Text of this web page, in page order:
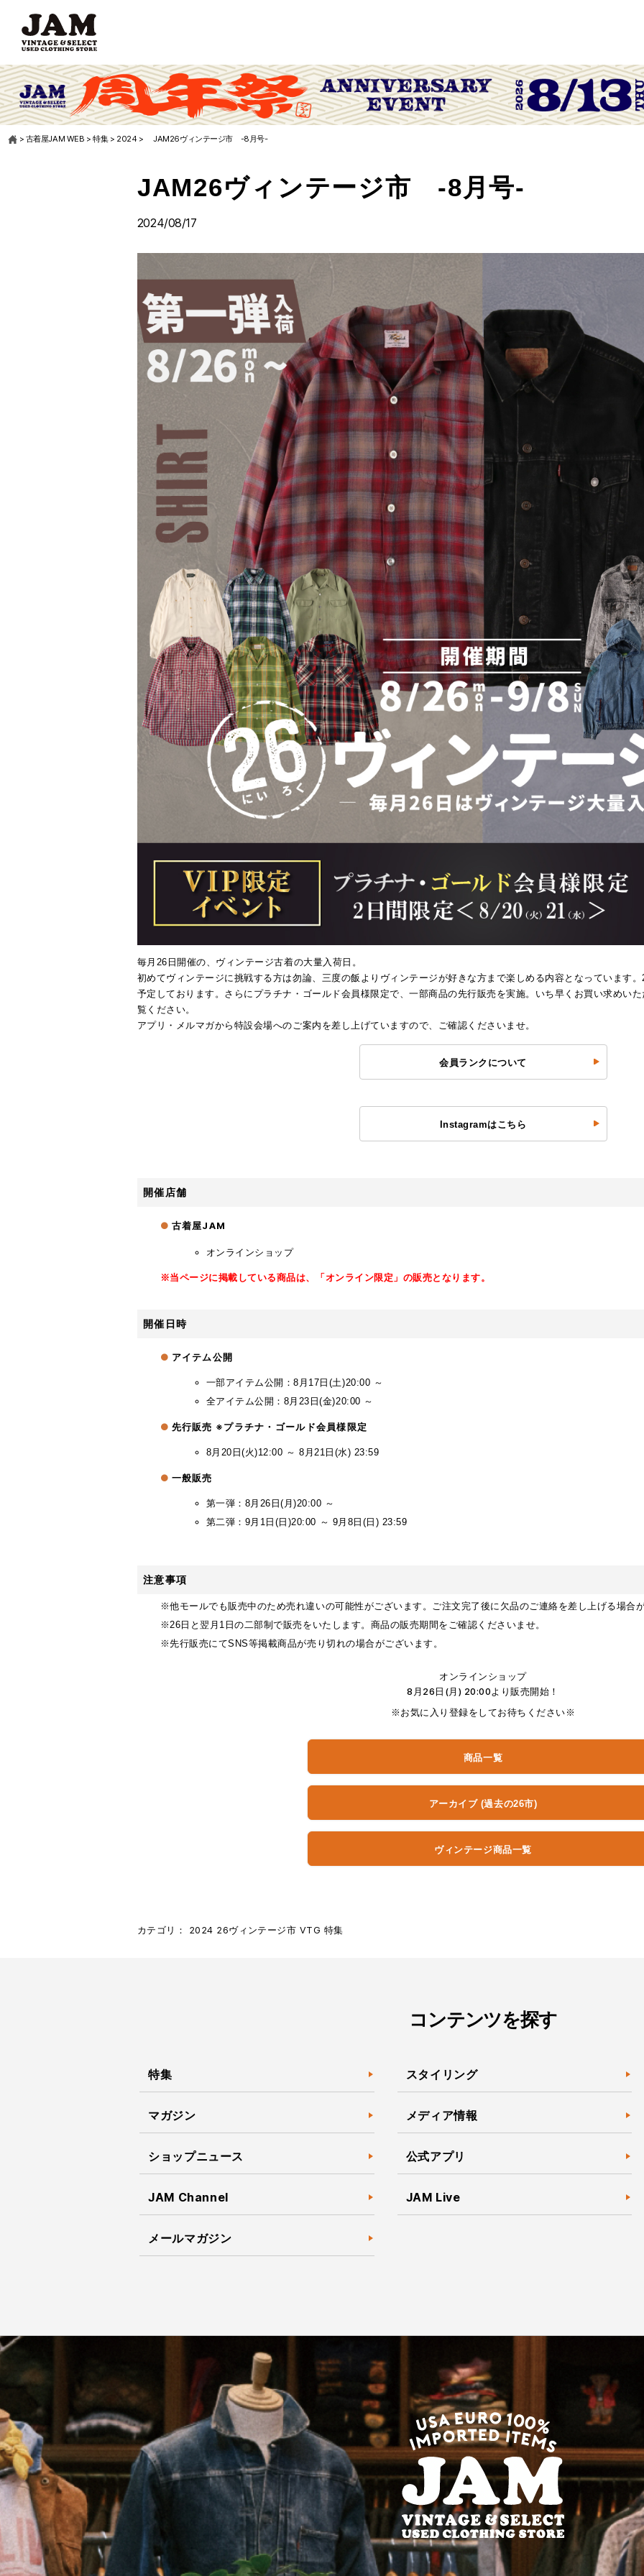
> 古着屋JAM WEB >特集> 2024 > JAM26ヴィンテージ市 -8月号-
JAM26ヴィンテージ市 -8月号-
2024/08/17
JAM26ヴィンテージ市 毎月26日はヴィンテージ大量入荷DAY
毎月26日開催の、ヴィンテージ古着の大量入荷日。
初めてヴィンテージに挑戦する方は勿論、三度の飯よりヴィンテージが好きな方まで楽しめる内容となっています
予定しております。さらにプラチナ・ゴールド会員様限定で、一部商品の先行販売を実施。いち早くお買い求めい
覧ください。
アプリ・メルマガから特設会場へのご案内を差し上げていますので、ご確認くださいませ。
会員ランクについて
Instagramはこちら
開催店舗
古着屋JAM
オンラインショップ
※当ページに掲載している商品は、「オンライン限定」の販売となります。
開催日時
アイテム公開
一部アイテム公開：8月17日(土)20:00 ～
全アイテム公開：8月23日(金)20:00 ～
先行販売 ※プラチナ・ゴールド会員様限定
8月20日(火)12:00 ～ 8月21日(水) 23:59
一般販売
第一弾：8月26日(月)20:00 ～
第二弾：9月1日(日)20:00 ～ 9月8日(日) 23:59
注意事項
※他モールでも販売中のため売れ違いの可能性がございます。ご注文完了後に欠品のご連絡を差し上げる場合が
※26日と翌月1日の二部制で販売をいたします。商品の販売期間をご確認くださいませ。
※先行販売にてSNS等掲載商品が売り切れの場合がございます。
オンラインショップ
8月26日(月) 20:00より販売開始！
※お気に入り登録をしてお待ちください※
商品一覧
アーカイブ (過去の26市)
ヴィンテージ商品一覧
カテゴリ： 2024 26ヴィンテージ市 VTG 特集
コンテンツを探す
特集 スタイリング
マガジン メディア情報
ショップニュース 公式アプリ
JAM Channel JAM Live
メールマガジン